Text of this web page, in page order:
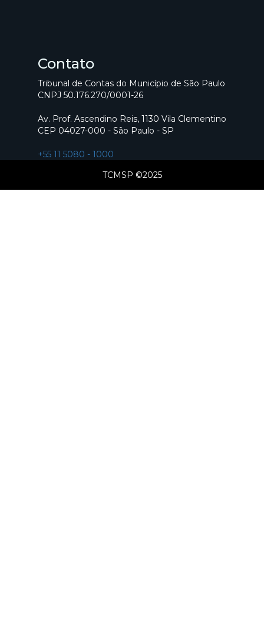
Contato
Tribunal de Contas do Município de São Paulo
CNPJ 50.176.270/0001-26
Av. Prof. Ascendino Reis, 1130 Vila Clementino
CEP 04027-000 - São Paulo - SP
+55 11 5080 - 1000
TCMSP ©2025